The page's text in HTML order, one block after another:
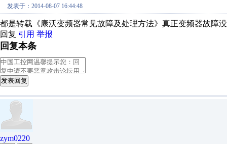
发表于：2014-08-07 16:44:48
都是转载《康沃变频器常见故障及处理方法》真正变频器故障
回复 引用 举报
回复本条
发表回复
zym0220